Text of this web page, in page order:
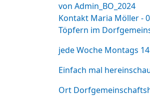
von Admin_BO_2024
Kontakt Maria Möller -
Töpfern im
jede Woche Montags
Einfach mal
Ort